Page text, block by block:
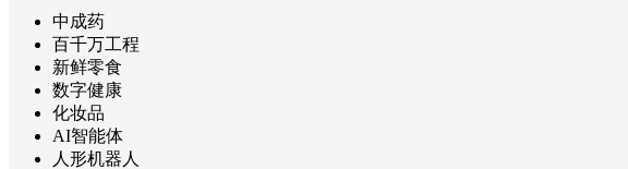
中成药
百千万工程
新鲜零食
数字健康
化妆品
AI智能体
人形机器人